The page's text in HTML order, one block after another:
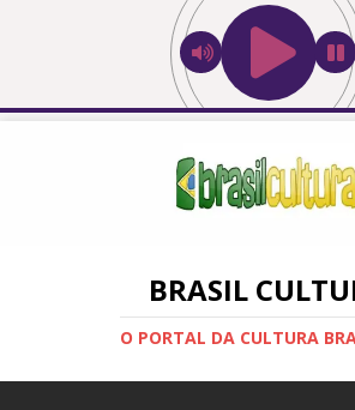
BRASIL
O PORTAL DA CULTURA